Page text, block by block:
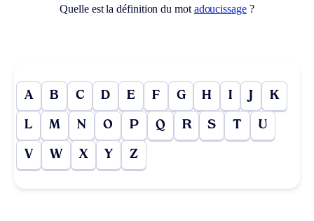
Quelle est la définition du mot adoucissage?
A B C D E F G H I J K
L M N O P Q R S T U
V W X Y Z